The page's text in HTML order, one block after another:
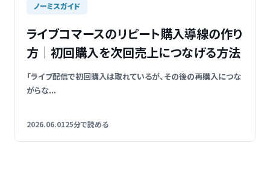
ノーミスガイド
ライブコマースのリピート購入導線の作り
方｜初回購入を次回売上につなげる方法
「ライブ配信で初回購入は取れているが、その後の再購入につな
がらな...
2026.06.0125分で読める